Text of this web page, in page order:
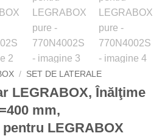
/ SET DE LATERALE
LEGRABOX, Înălţime
mm,
LEGRABOX